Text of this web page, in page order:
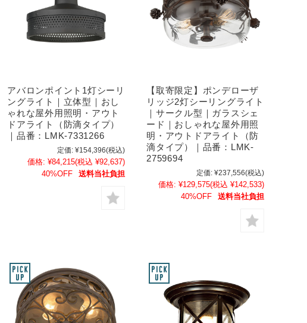
アバロンポイント1灯シーリ
ングライト｜立体型｜おし
ゃれな屋外用照明・アウト
ドアライト（防滴タイプ）
｜品番：LMK-7331266
定価: ¥154,396(税込)
価格: ¥84,215(税込 ¥92,637)
40%OFF
送料当社負担
【取寄限定】ポンデローザ
リッジ2灯シーリングライト
｜サークル型｜ガラスシェ
ード｜おしゃれな屋外用照
明・アウトドアライト（防
滴タイプ）｜品番：LMK-
2759694
定価: ¥237,556(税込)
価格: ¥129,575(税込 ¥142,533)
40%OFF
送料当社負担